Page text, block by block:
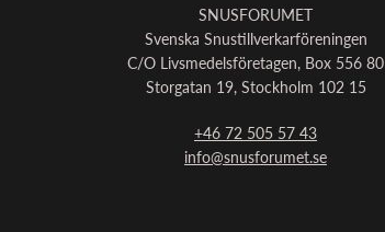
SNUSFORUMET
Svenska Snustillverkarföreningen
C/O Livsmedelsföretagen, Box 556 80
Storgatan 19, Stockholm 102 15
+46 72 505 57 43
info@snusforumet.se